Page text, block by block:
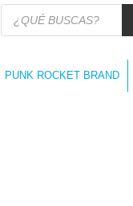
Búsqueda
productos
PUNK ROCKET BRAND